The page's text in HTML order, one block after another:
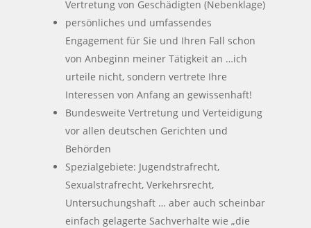
Vertretung von Geschädigten (Nebenklage)
persönliches und umfassendes
Engagement für Sie und Ihren Fall schon
von Anbeginn meiner Tätigkeit an …ich
urteile nicht, sondern vertrete Ihre
Interessen von Anfang an gewissenhaft!
Bundesweite Vertretung und Verteidigung
vor allen deutschen Gerichten und
Behörden
Spezialgebiete: Jugendstrafrecht,
Sexualstrafrecht, Verkehrsrecht,
Untersuchungshaft … aber auch scheinbar
einfach gelagerte Sachverhalte wie „die